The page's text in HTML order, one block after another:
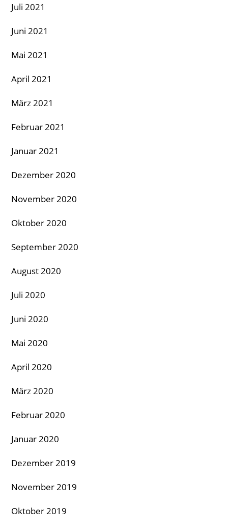
Juli 2021
Juni 2021
Mai 2021
April 2021
März 2021
Februar 2021
Januar 2021
Dezember 2020
November 2020
Oktober 2020
September 2020
August 2020
Juli 2020
Juni 2020
Mai 2020
April 2020
März 2020
Februar 2020
Januar 2020
Dezember 2019
November 2019
Oktober 2019